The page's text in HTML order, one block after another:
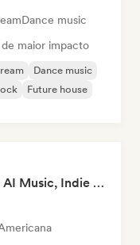
Dance music
maior impacto
Dance music
Future house
Pop Machine Mode 🤖 AI Music, Indie Pop & Dream Pop